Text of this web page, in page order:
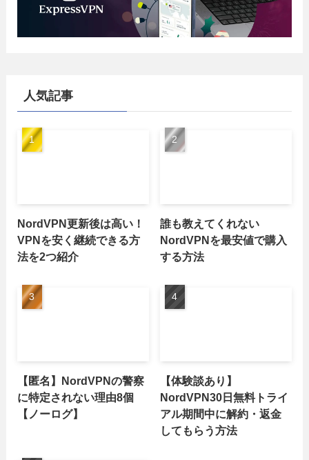
人気記事
NordVPN更新後は高い！
VPNを安く継続できる方
法を2つ紹介
誰も教えてくれない
NordVPNを最安値で購入
する方法
【匿名】NordVPNの警察
に特定されない理由8個
【ノーログ】
【体験談あり】
NordVPN30日無料トライ
アル期間中に解約・返金
してもらう方法